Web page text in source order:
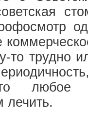
то трудно
любое
лечить.